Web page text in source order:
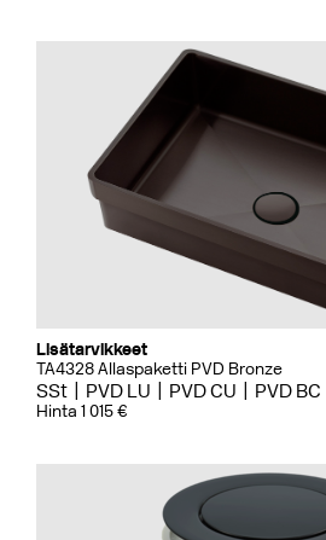
Lisätarvikkeet
TA4328 Allaspaketti PVD Bronze
SSt PVD LU PVD CU PVD BC
Hinta 1 015 €